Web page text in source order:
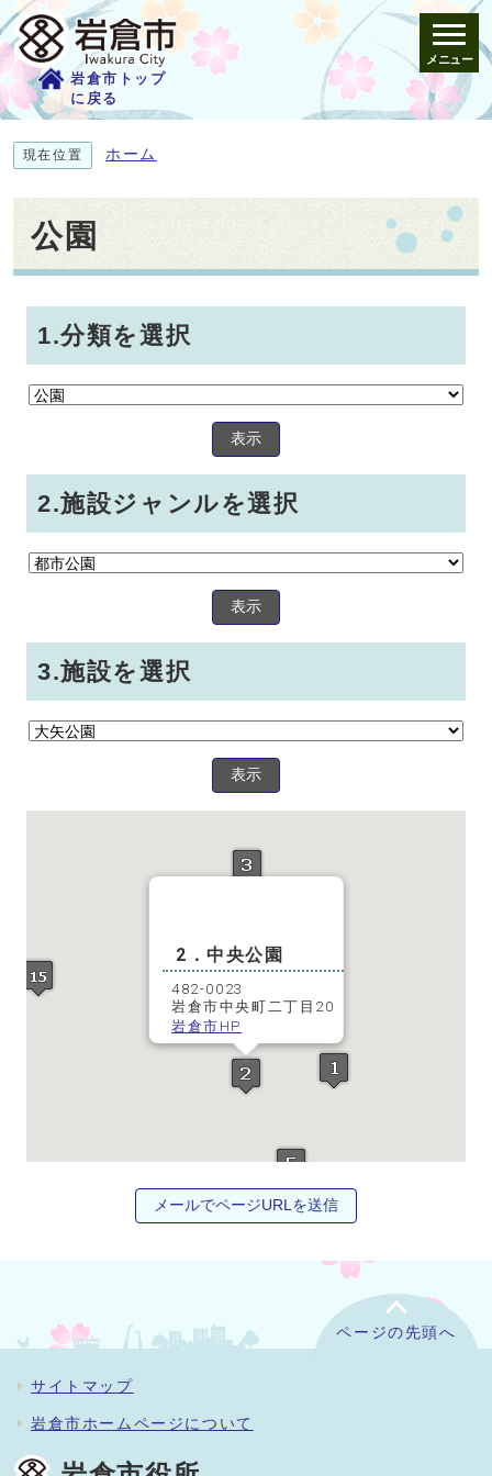
岩倉市トップ
に戻る
メニュー
現在位置 ホーム
公園
1.分類を選択
表示
2.施設ジャンルを選択
表示
3.施設を選択
表示
2．中央公園
482-0023
岩倉市中央町二丁目20
岩倉市HP
メールでページURLを送信
ページの先頭へ
サイトマップ
岩倉市ホームページについて